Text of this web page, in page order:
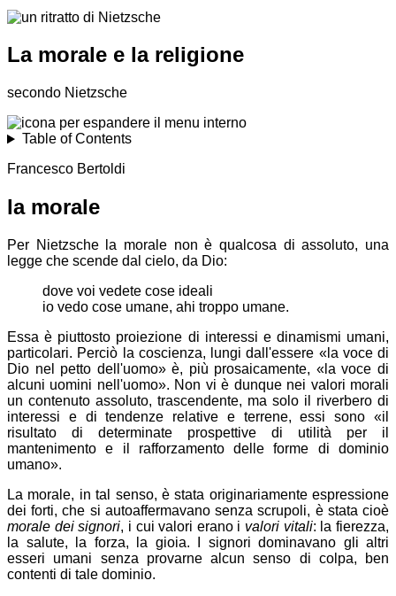
La morale e la religione
secondo Nietzsche
Table of Contents
Francesco Bertoldi
la morale
Per Nietzsche la morale non è qualcosa di assoluto, una
legge che scende dal cielo, da Dio:
dove voi vedete cose ideali
io vedo cose umane, ahi troppo umane.
Essa è piuttosto proiezione di interessi e dinamismi umani,
particolari. Perciò la coscienza, lungi dall'essere
la voce di
Dio nel petto dell'uomo è, più prosaicamente,
la voce di
alcuni uomini nell'uomo . Non vi è dunque nei valori morali
un contenuto assoluto, trascendente, ma solo il riverbero di
interessi e di tendenze relative e terrene, essi sono
il
risultato di determinate prospettive di utilità per il
mantenimento e il rafforzamento delle forme di dominio
umano .
La morale, in tal senso, è stata originariamente espressione
dei forti, che si autoaffermavano senza scrupoli, è stata cioè
morale dei signori, i cui valori erano i valori vitali: la fierezza,
la salute, la forza, la gioia. I signori dominavano gli altri
esseri umani senza provarne alcun senso di colpa, ben
contenti di tale dominio.